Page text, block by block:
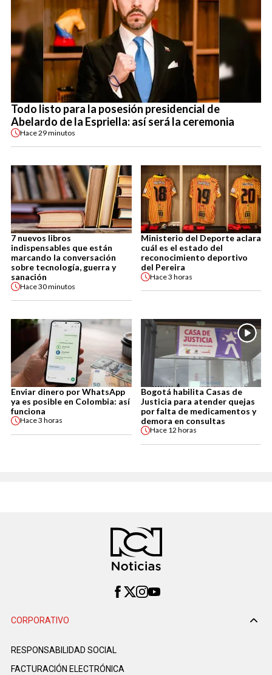
Todo listo para la posesión presidencial de
Abelardo de la Espriella: así será la ceremonia
Hace29 minutos
7 nuevos libros
indispensables que están
marcando la conversación
sobre tecnología, guerra y
sanación
Hace30 minutos
Ministerio del Deporte aclara
cuál es el estado del
reconocimiento deportivo
del Pereira
Hace3 horas
Enviar dinero por WhatsApp
ya es posible en Colombia: así
funciona
Hace3 horas
Bogotá habilita Casas de
Justicia para atender quejas
por falta de medicamentos y
demora en consultas
Hace 12 horas
CORPORATIVO
RESPONSABILIDAD SOCIAL
FACTURACIÓN ELECTRÓNICA